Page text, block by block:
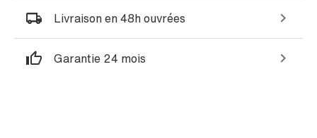
Livraison en 48h ouvrées
Garantie 24 mois